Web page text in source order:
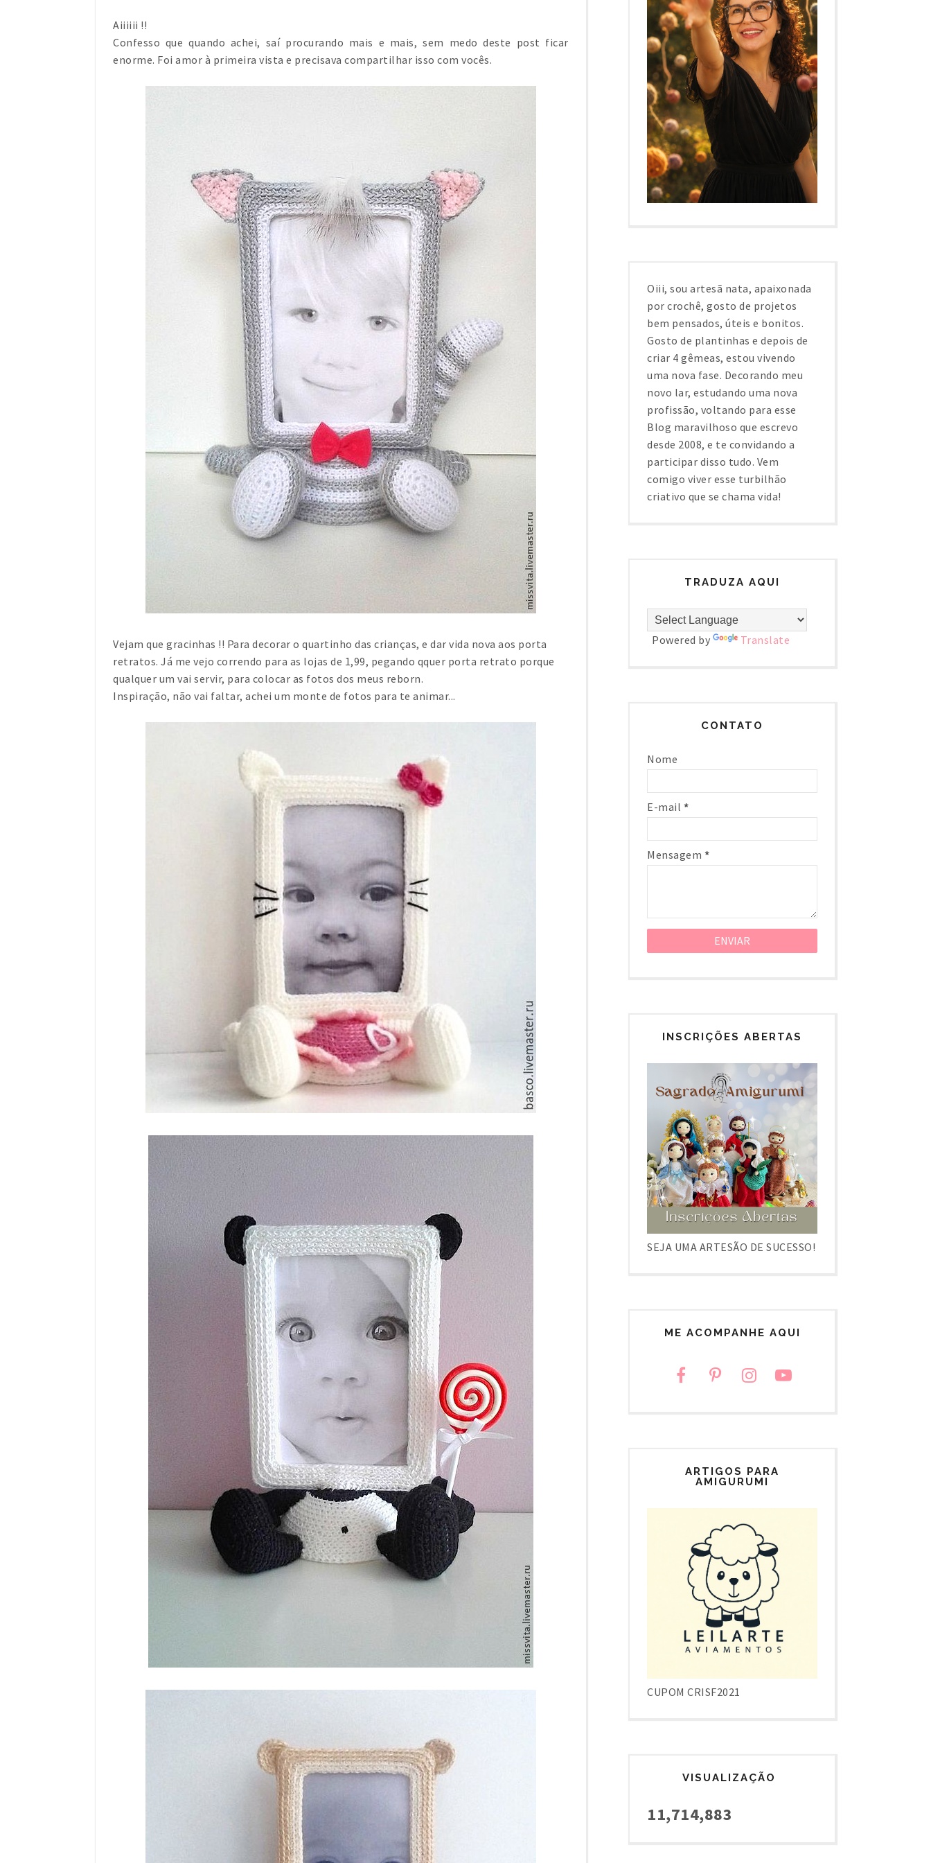
Aiiiiii !!
Confesso que quando achei, saí procurando mais e mais, sem medo deste post ficar
enorme. Foi amor à primeira vista e precisava compartilhar isso com vocês.
Vejam que gracinhas !! Para decorar o quartinho das crianças, e dar vida nova aos porta
retratos. Já me vejo correndo para as lojas de 1,99, pegando qquer porta retrato porque
qualquer um vai servir, para colocar as fotos dos meus reborn.
Inspiração, não vai faltar, achei um monte de fotos para te animar...
Oiii, sou artesã nata, apaixonada
por crochê, gosto de projetos
bem pensados, úteis e bonitos.
Gosto de plantinhas e depois de
criar 4 gêmeas, estou vivendo
uma nova fase. Decorando meu
novo lar, estudando uma nova
profissão, voltando para esse
Blog maravilhoso que escrevo
desde 2008, e te convidando a
participar disso tudo. Vem
comigo viver esse turbilhão
criativo que se chama vida!
TRADUZA AQUI
Powered by Translate
CONTATO
Nome
E-mail *
Mensagem *
INSCRIÇÕES ABERTAS
SEJA UMA ARTESÃO DE SUCESSO!
ME ACOMPANHE AQUI
ARTIGOS PARA
AMIGURUMI
CUPOM CRISF2021
VISUALIZAÇÃO
11,714,883